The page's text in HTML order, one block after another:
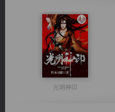
光明神印